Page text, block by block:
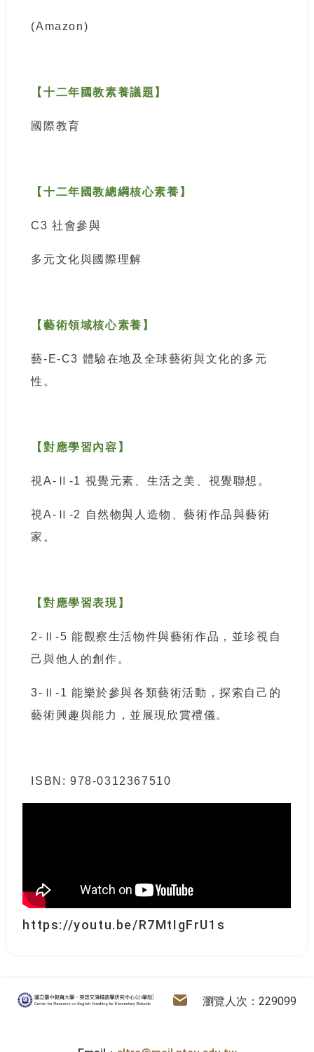
(Amazon)
【十二年國教素養議題】
國際教育
【十二年國教總綱核心素養】
C3社會參與
多元文化與國際理解
【藝術領域核心素養】
藝-E-C3 體驗在地及全球藝術與文化的多元
性。
【對應學習內容】
視 A- Ⅱ -1 視覺元素、生活之美、視覺聯想。
視 A- Ⅱ -2
自然物與人造物、藝術作品與藝術
家。
【對應學習表現】
2- Ⅱ-5能觀察生活物件與藝術作品，並珍視自
己與他人的創作。
3- Ⅱ-1能樂於參與各類藝術活動，探索自己的
藝術興趣與能力，並展現欣賞禮儀。
ISBN: 978-0312367510
https://youtu.be/R7MtIgFrU1s
::: 瀏覽人次：229099
英語文領域教學研究中心
電子信箱